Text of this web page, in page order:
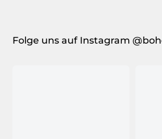
Folge uns auf Instagram